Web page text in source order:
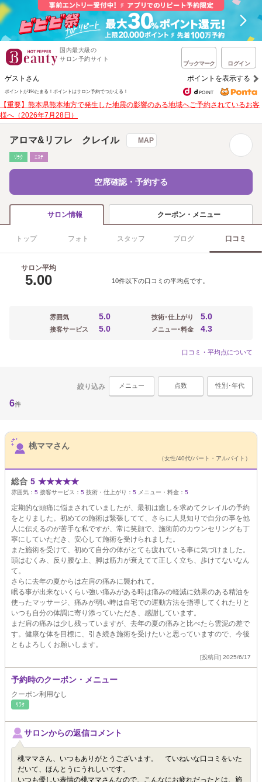
国内最大級の
サロン予約サイト
ブックマーク ログイン
ゲストさん ポイントを表示する
ポイントが1%たまる！ ポイントはサロン予約でつかえる！
【重要】熊本県熊本地方で発生した地震の影響のある地域へご予約されているお客
様へ（2026年7月28日）
アロマ&リフレ クレイル MAP
ﾘﾗｸ ｴｽﾃ
空席確認・予約する
サロン情報 クーポン・メニュー
トップ フォト スタッフ ブログ 口コミ
サロン平均
5.00 10件以下の口コミの平均点です。
雰囲気 5.0
接客サービス 5.0
技術･仕上がり 5.0
メニュー･料金 4.3
口コミ・平均点について
絞り込み メニュー 点数 性別･年代
6件
サロンPick Up
桃ママさん
（女性/40代/パート・アルバイト）
総合 5 ★★★★★
雰囲気： 5 接客サービス： 5 技術・仕上がり： 5 メニュー・料金： 5
定期的な頭痛に悩まされていましたが、最初は癒しを求めてクレイルの予約
をとりました。初めての施術は緊張してて、さらに人見知りで自分の事を他
人に伝えるのが苦手な私ですが、常に笑顔で、施術前のカウンセリングも丁
寧にしていただき、安心して施術を受けられました。
また施術を受けて、初めて自分の体がとても疲れている事に気づけました。
頭はむくみ、反り腰な上、脚は筋力が衰えてて正しく立ち、歩けてないなん
て。
さらに去年の夏からは左肩の痛みに襲われて。
眠る事が出来ないくらい強い痛みがある時は痛みの軽減に効果のある精油を
使ったマッサージ、痛みが弱い時は自宅での運動方法を指導してくれたりと
いつも自分の体調に寄り添っていただき、感謝しています。
まだ肩の痛みは少し残っていますが、去年の夏の痛みと比べたら雲泥の差で
す。健康な体を目標に、引き続き施術を受けたいと思っていますので、今後
ともよろしくお願いします。
[投稿日] 2025/6/17
予約時のクーポン・メニュー
クーポン利用なし
ﾘﾗｸ
サロンからの返信コメント
桃ママさん、いつもありがとうございます。 ていねいな口コミをいた
だいて、ほんとうにうれしいです。
いつも優しい表情の桃ママさんなので、こんなにお疲れだったとは、施